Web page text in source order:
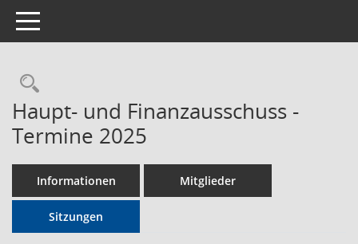
Toggle navigation
Rechercheauswahl
Haupt- und Finanzausschuss -
Termine 2025
Informationen Mitglieder
Sitzungen